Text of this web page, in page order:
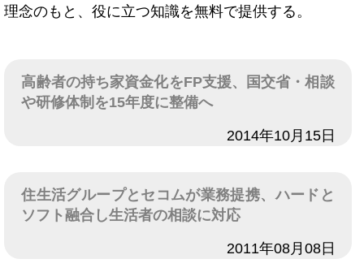
理念のもと、役に立つ知識を無料で提供する。
高齢者の持ち家資金化をFP支援、国交省・相談
や研修体制を15年度に整備へ
2014年10月15日
住生活グループとセコムが業務提携、ハードと
ソフト融合し生活者の相談に対応
2011年08月08日